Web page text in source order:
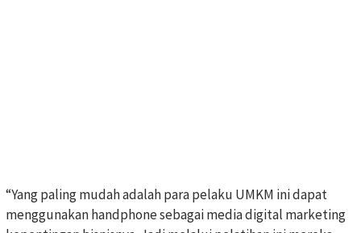
“Yang paling mudah adalah para pelaku UMKM ini dapat
menggunakan handphone sebagai media digital marketing